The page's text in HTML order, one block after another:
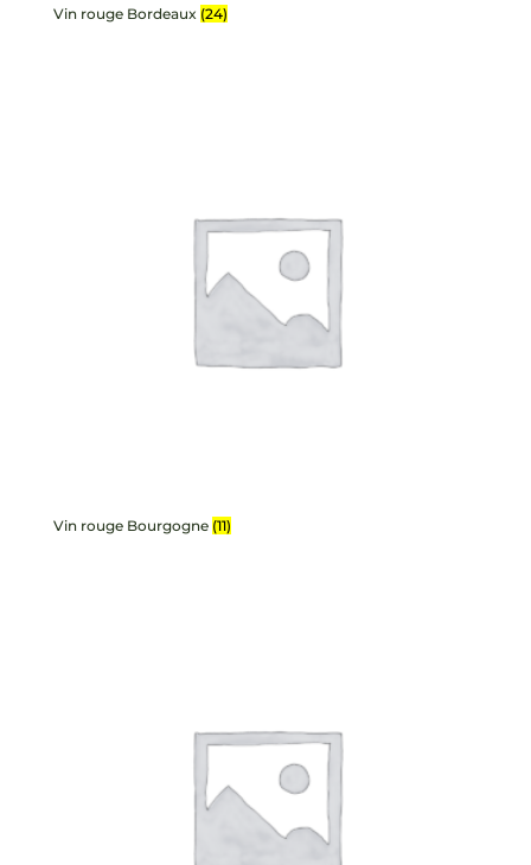
Vin rouge Bordeaux (24)
Vin rouge Bourgogne (11)